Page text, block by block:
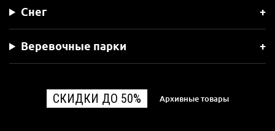
Снег
Веревочные парки
СКИДКИ ДО 50% Архивные товары